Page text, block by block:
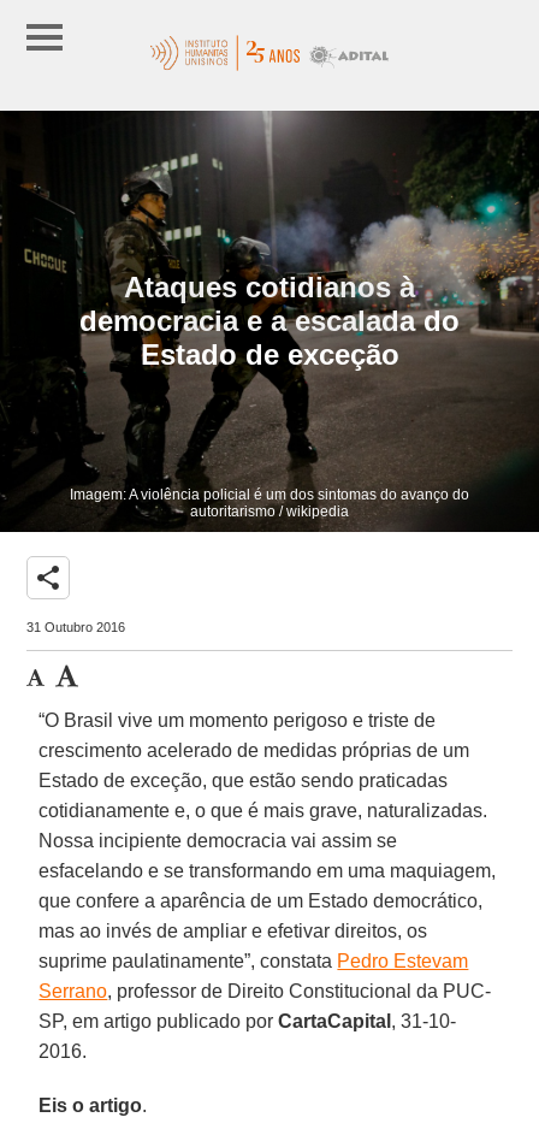
Ataques cotidianos à
democracia e a escalada do
Estado de exceção
Imagem: A violência policial é um dos sintomas do avanço do
autoritarismo / wikipedia
share
31 Outubro 2016
“O Brasil vive um momento perigoso e triste de
crescimento acelerado de medidas próprias de um
Estado de exceção, que estão sendo praticadas
cotidianamente e, o que é mais grave, naturalizadas.
Nossa incipiente democracia vai assim se
esfacelando e se transformando em uma maquiagem,
que confere a aparência de um Estado democrático,
mas ao invés de ampliar e efetivar direitos, os
suprime paulatinamente”, constata Pedro Estevam
Serrano, professor de Direito Constitucional da PUC-
SP, em artigo publicado porCartaCapital , 31-10-
2016.
Eis o artigo.